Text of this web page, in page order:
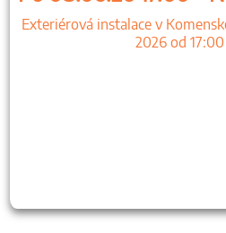
Exteriérová instalace v
2026 od